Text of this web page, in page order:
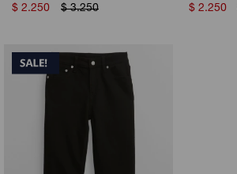
$ 2.250 $ 3.250
$ 2.250